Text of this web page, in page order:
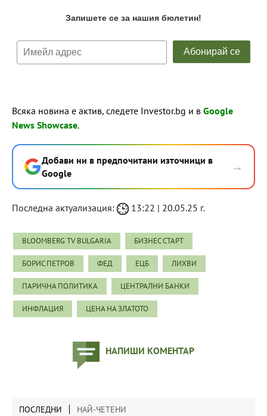
Всяка новина е актив, следете Investor.bg и в Google
News Showcase.
Добави ни в предпочитани източници в
Google
→
Последна актуализация: 13:22 | 20.05.25 г.
BLOOMBERG TV BULGARIA БИЗНЕС СТАРТ
БОРИС ПЕТРОВ ФЕД ЕЦБ ЛИХВИ
ПАРИЧНА ПОЛИТИКА ЦЕНТРАЛНИ БАНКИ
ИНФЛАЦИЯ ЦЕНА НА ЗЛАТОТО
НАПИШИ КОМЕНТАР
ПОСЛЕДНИ НАЙ-ЧЕТЕНИ